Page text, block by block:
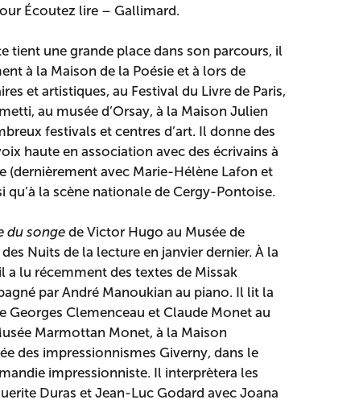
Écoutez lire – Gallimard.
tient une grande place dans son parcours, il
à la Maison de la Poésie et à lors de
et artistiques, au Festival du Livre de Paris,
au musée d’Orsay, à la Maison Julien
festivals et centres d’art. Il donne des
haute en association avec des écrivains à
(dernièrement avec Marie-Hélène Lafon et
qu’à la scène nationale de Cergy-Pontoise.
du songede Victor Hugo au Musée de
Nuits de la lecture en janvier dernier. À la
a lu récemment des textes de Missak
par André Manoukian au piano. Il lit la
Georges Clemenceau et Claude Monet au
Marmottan Monet, à la Maison
des impressionnismes Giverny, dans le
impressionniste. Il interprètera les
Duras et Jean-Luc Godard avec Joana